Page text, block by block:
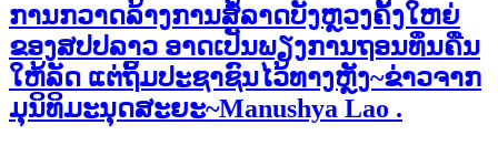
ການກວາດລ້າງການສໍ້ລາດບັງຫຼວງຄັ້ງໃຫຍ່
ຂອງສປປລາວ ອາດເປັນພຽງການຖອນທຶນຄືນ
ໃຫ້ລັດ ແຕ່ຖິ້ມປະຊາຊົນໄວ້ທາງຫຼັງ~ຂ່າວຈາກ
ມຸນິທິມະນຸດສະຍະ~Manushya Lao .